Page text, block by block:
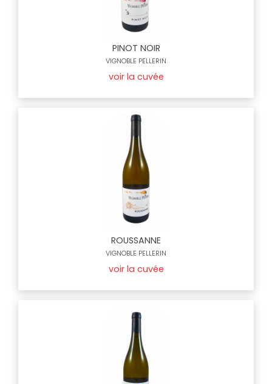
PINOT NOIR
VIGNOBLE PELLERIN
voir la cuvée
ROUSSANNE
VIGNOBLE PELLERIN
voir la cuvée